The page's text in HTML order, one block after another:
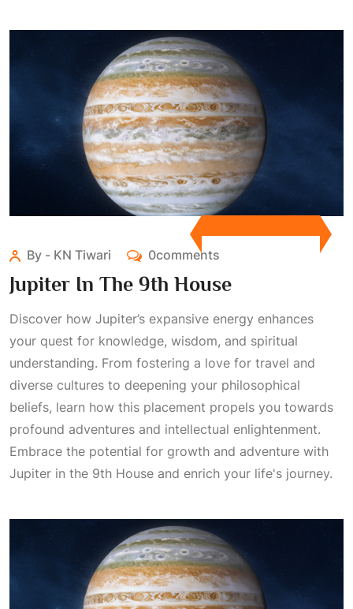
By - KN Tiwari 0comments
Jupiter In The 9th House
Discover how Jupiter’s expansive energy enhances
your quest for knowledge, wisdom, and spiritual
understanding. From fostering a love for travel and
diverse cultures to deepening your philosophical
beliefs, learn how this placement propels you towards
profound adventures and intellectual enlightenment.
Embrace the potential for growth and adventure with
Jupiter in the 9th House and enrich your life's journey.